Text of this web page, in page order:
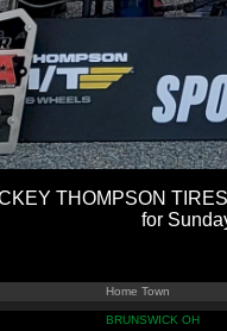
THOMPSON
for
Home Town
BRUNSWICK OH